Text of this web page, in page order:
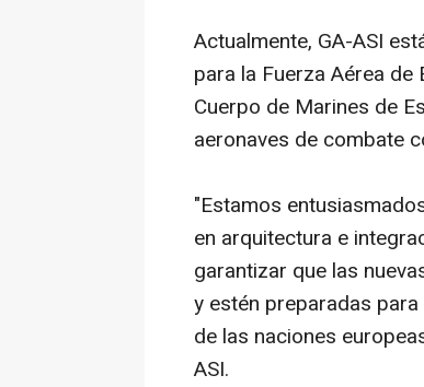
Actualmente, GA-ASI
para la Fuerza Aérea
Cuerpo de Marines de
aeronaves de combate
"Estamos
en arquitectura e
garantizar que las
y estén preparadas
de las naciones
ASI.